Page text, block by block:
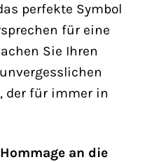
perfekte Symbol
für eine
Sie Ihren
der für immer in
an die